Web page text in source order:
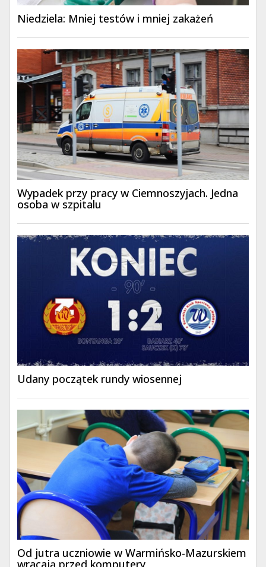
Niedziela: Mniej testów i mniej zakażeń
Wypadek przy pracy w Ciemnoszyjach. Jedna
osoba w szpitalu
Udany początek rundy wiosennej
Od jutra uczniowie w Warmińsko-Mazurskiem